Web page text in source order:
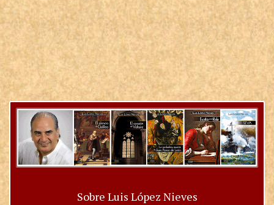
Sobre Luis López Nieves